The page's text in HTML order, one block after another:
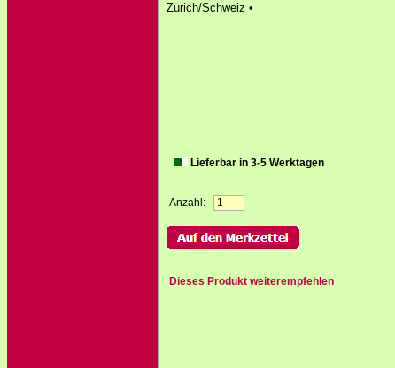
Zürich/Schweiz •
Lieferbar in 3-5 Werktagen
Anzahl:
Dieses Produkt weiterempfehlen